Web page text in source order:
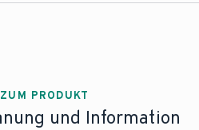
kg PRODUKT
und Information